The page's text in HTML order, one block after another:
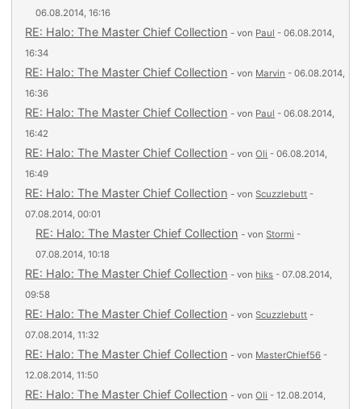
06.08.2014, 16:16
RE: Halo: The Master Chief Collection - von Paul - 06.08.2014,
16:34
RE: Halo: The Master Chief Collection - von Marvin - 06.08.2014,
16:36
RE: Halo: The Master Chief Collection - von Paul - 06.08.2014,
16:42
RE: Halo: The Master Chief Collection - vonOli - 06.08.2014,
16:49
RE: Halo: The Master Chief Collection - vonScuzzlebutt -
07.08.2014, 00:01
RE: Halo: The Master Chief Collection - vonStormi -
07.08.2014, 10:18
RE: Halo: The Master Chief Collection - von hiks - 07.08.2014,
09:58
RE: Halo: The Master Chief Collection - vonScuzzlebutt -
07.08.2014, 11:32
RE: Halo: The Master Chief Collection - von MasterChief56 -
12.08.2014, 11:50
RE: Halo: The Master Chief Collection - vonOli - 12.08.2014,